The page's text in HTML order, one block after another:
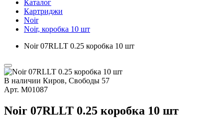
Каталог
Картриджи
Noir
Noir, коробка 10 шт
Noir 07RLLT 0.25 коробка 10 шт
В наличии Киров, Свободы 57
Арт. М01087
Noir 07RLLT 0.25 коробка 10 шт